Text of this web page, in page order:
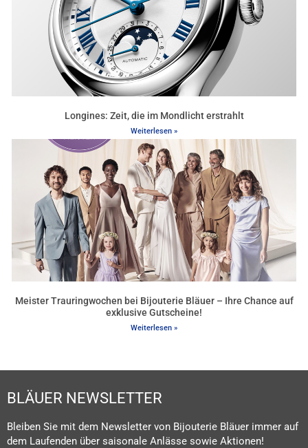
Longines: Zeit, die im Mondlicht erstrahlt
Weiterlesen »
Meister Trauringwochen bei Bijouterie Bläuer – Ihre Chance auf
exklusive Gutscheine!
Weiterlesen »
BLÄUER NEWSLETTER
Bleiben Sie mit dem Newsletter von Bijouterie Bläuer immer auf
dem Laufenden über saisonale Anlässe sowie Aktionen!